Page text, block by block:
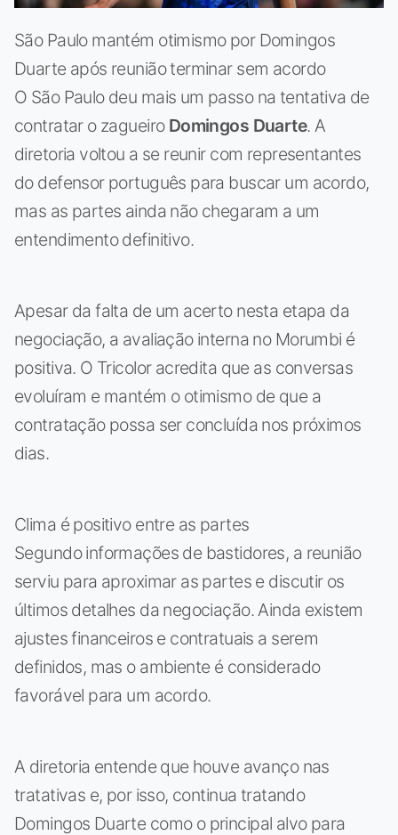
São Paulo mantém otimismo por Domingos
Duarte após reunião terminar sem acordo
O São Paulo deu mais um passo na tentativa de
contratar o zagueiro Domingos Duarte. A
diretoria voltou a se reunir com representantes
do defensor português para buscar um acordo,
mas as partes ainda não chegaram a um
entendimento definitivo.
Apesar da falta de um acerto nesta etapa da
negociação, a avaliação interna no Morumbi é
positiva. O Tricolor acredita que as conversas
evoluíram e mantém o otimismo de que a
contratação possa ser concluída nos próximos
dias.
Clima é positivo entre as partes
Segundo informações de bastidores, a reunião
serviu para aproximar as partes e discutir os
últimos detalhes da negociação. Ainda existem
ajustes financeiros e contratuais a serem
definidos, mas o ambiente é considerado
favorável para um acordo.
A diretoria entende que houve avanço nas
tratativas e, por isso, continua tratando
Domingos Duarte como o principal alvo para